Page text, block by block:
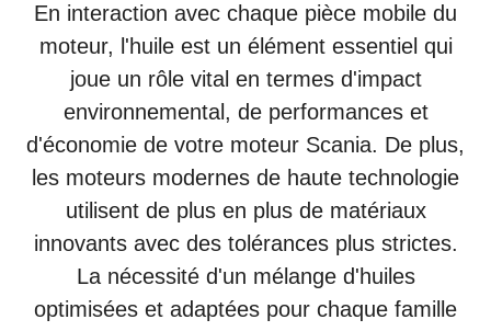
En interaction avec chaque pièce mobile du
moteur, l'huile est un élément essentiel qui
joue un rôle vital en termes d'impact
environnemental, de performances et
d'économie de votre moteur Scania. De plus,
les moteurs modernes de haute technologie
utilisent de plus en plus de matériaux
innovants avec des tolérances plus strictes.
La nécessité d'un mélange d'huiles
optimisées et adaptées pour chaque famille